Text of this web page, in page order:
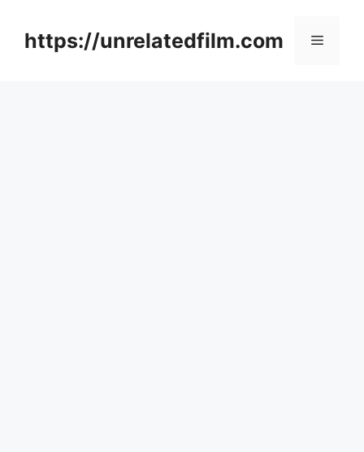
contenthttps://unrelatedfilm.com Menu